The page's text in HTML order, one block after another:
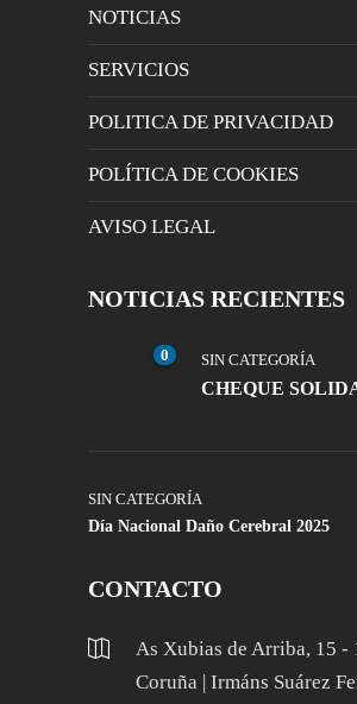
NOTICIAS
SERVICIOS
POLITICA DE PRIVACIDAD
POLÍTICA DE COOKIES
AVISO LEGAL
NOTICIAS RECIENTES
0 SIN CATEGORÍA
CHEQUE
SIN CATEGORÍA
Día Nacional Daño Cerebral 2025
CONTACTO
As Xubias de Arriba, 15 -
Coruña | Irmáns Suárez